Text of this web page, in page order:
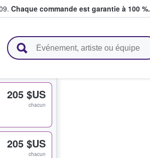
Chaque commande est garantie à 100 %.
205 $US
chacun
205 $US
chacun